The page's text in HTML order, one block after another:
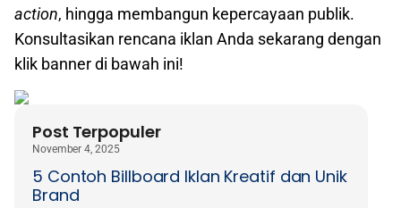
action, hingga membangun kepercayaan publik.
Konsultasikan rencana iklan Anda sekarang dengan
klik banner di bawah ini!
Post Terpopuler
5 Contoh Billboard Iklan Kreatif dan Unik
Brand
November 4, 2025